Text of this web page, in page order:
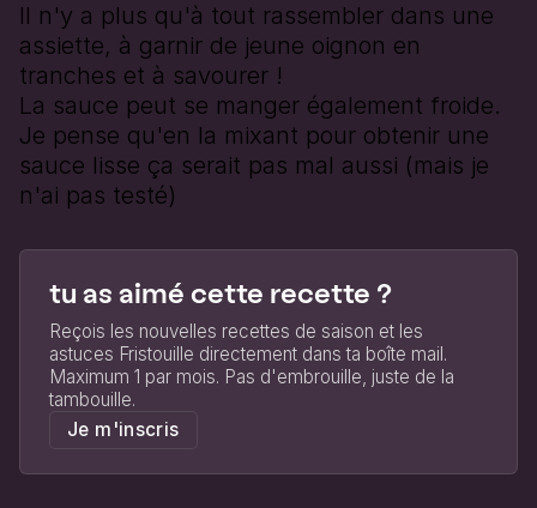
Il n'y a plus qu'à tout rassembler dans une
assiette, à garnir de jeune oignon en
tranches et à savourer !
La sauce peut se manger également froide.
Je pense qu'en la mixant pour obtenir une
sauce lisse ça serait pas mal aussi (mais je
n'ai pas testé)
tu as aimé cette recette ?
Reçois les nouvelles recettes de saison et les
astuces Fristouille directement dans ta boîte mail.
Maximum 1 par mois. Pas d'embrouille, juste de la
tambouille.
Je m'inscris